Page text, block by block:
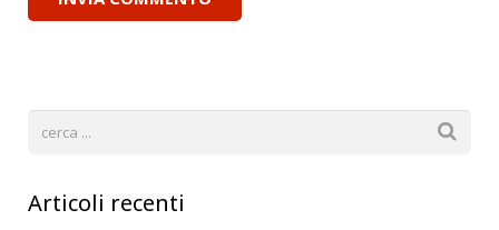
Articoli recenti